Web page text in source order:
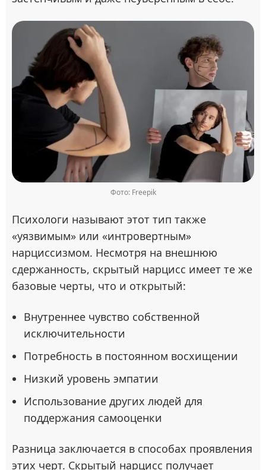
Фото: Freepik
Психологи называют этот тип также
«уязвимым» или «интровертным»
нарциссизмом. Несмотря на внешнюю
сдержанность, скрытый нарцисс имеет те же
базовые черты, что и открытый:
Внутреннее чувство собственной
исключительности
Потребность в постоянном восхищении
Низкий уровень эмпатии
Использование других людей для
поддержания самооценки
Разница заключается в способах проявления
этих черт. Скрытый нарцисс получает